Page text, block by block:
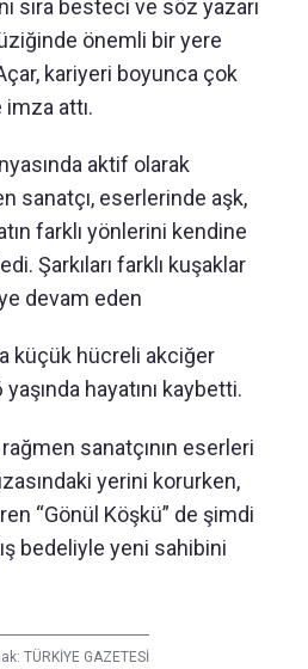
sıra besteci ve söz yazarı
önemli bir yere
kariyeri boyunca çok
attı.
aktif olarak
sanatçı, eserlerinde aşk,
farklı yönlerini kendine
Şarkıları farklı kuşaklar
devam eden
küçük hücreli akciğer
hayatını kaybetti.
sanatçının eserleri
yerini korurken,
“Gönül Köşkü” de şimdi
bedeliyle yeni sahibini
TÜRKİYE GAZETESİ